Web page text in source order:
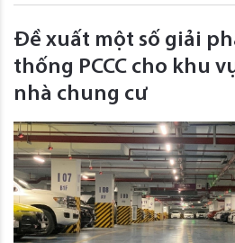
Đề xuất một số giải
thống PCCC cho khu
nhà chung cư